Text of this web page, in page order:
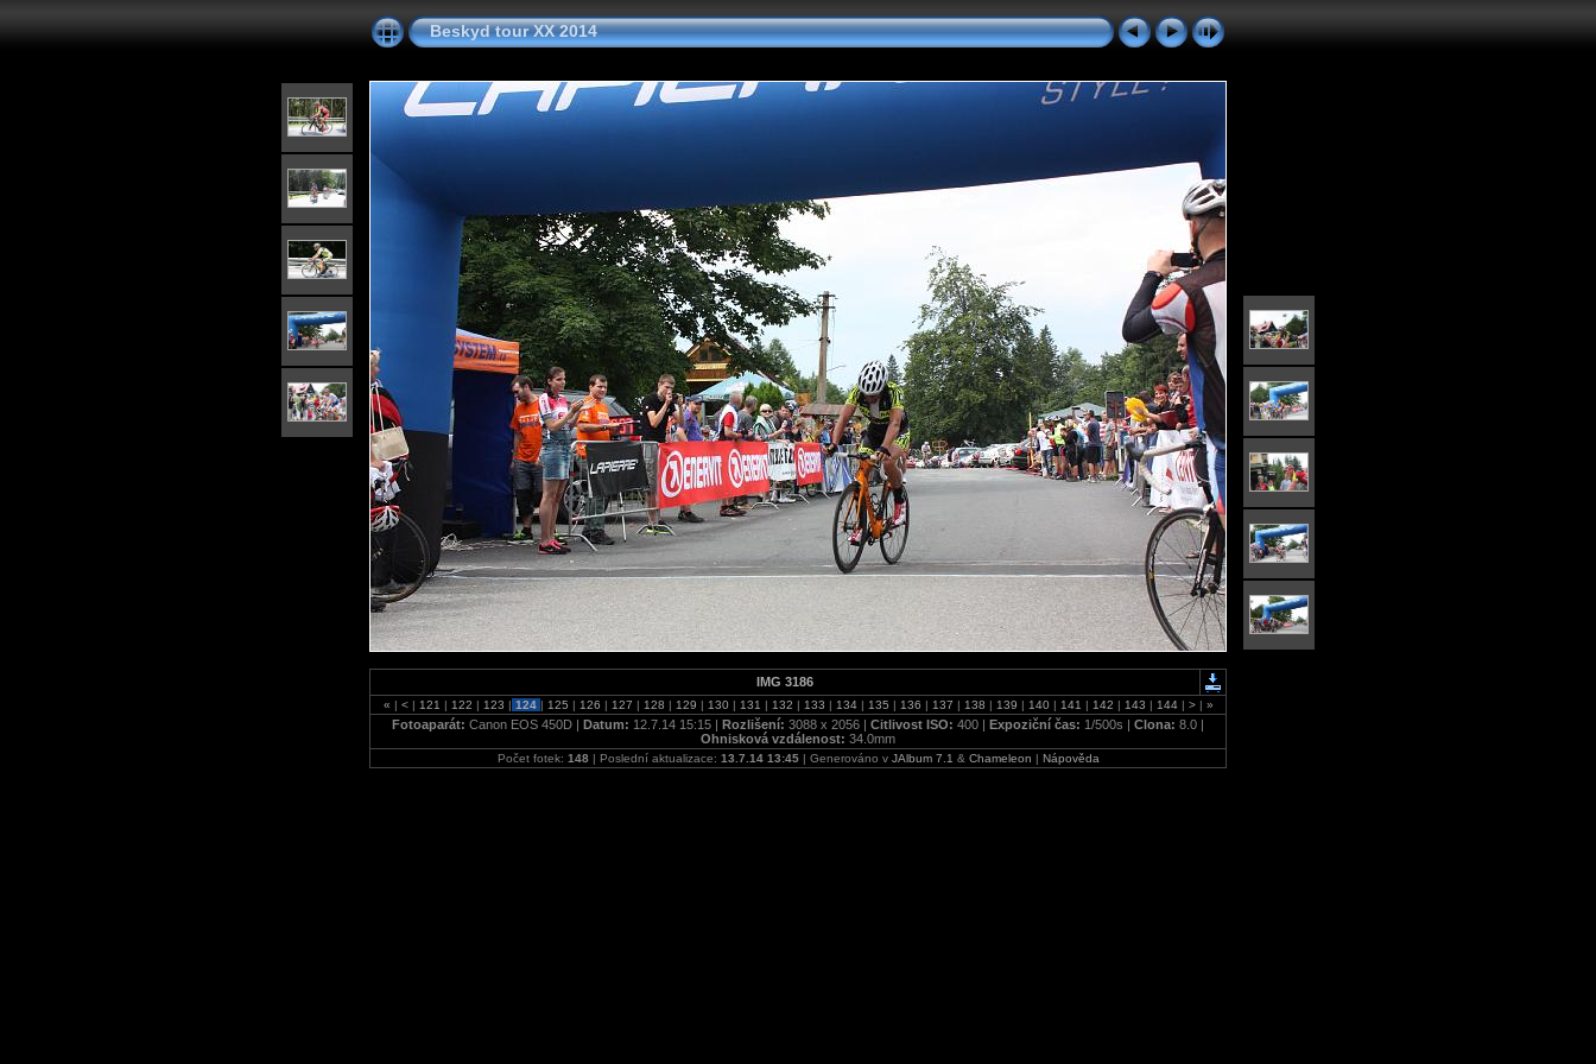
Beskyd tour XX 2014
IMG 3186
« | < | 121 | 122 | 123 | 124 | 125 | 126 | 127 | 128 | 129 | 130 | 131 | 132 | 133 | 134 | 135 | 136 | 137 | 138 | 139 | 140 | 141 | 142 | 143 | 144 | > | »
Fotoaparát: Canon EOS 450D | Datum: 12.7.14 15:15 | Rozlišení: 3088 x 2056 | Citlivost ISO: 400 | Expoziční čas: 1/500s | Clona: 8.0 |
Ohnisková vzdálenost: 34.0mm
Počet fotek: 148 | Poslední aktualizace: 13.7.14 13:45| Generováno v JAlbum 7.1 & Chameleon | Nápověda